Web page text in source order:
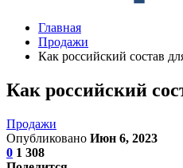
Главная
Продажи
Как российский состав
Как российский
Продажи
Опубликовано Июн 6, 2023
0 1 308